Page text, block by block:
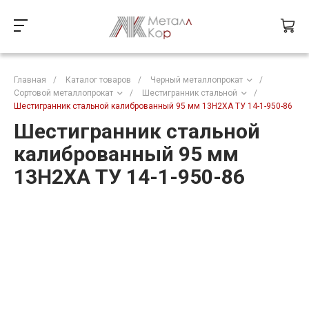
Главная / Каталог товаров / Черный металлопрокат
/
Сортовой металлопрокат
/ Шестигранник стальной
/
Шестигранник стальной калиброванный 95 мм 13Н2ХА ТУ 14-1-950-86
Шестигранник стальной
калиброванный 95 мм
13Н2ХА ТУ 14-1-950-86